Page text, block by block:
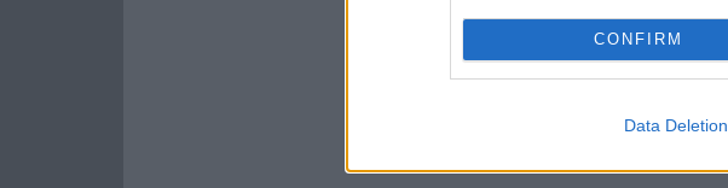
CONFIRM
Data Deletion